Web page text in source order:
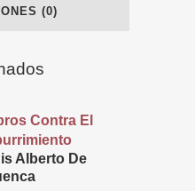
(0)
Contra El
Alberto De